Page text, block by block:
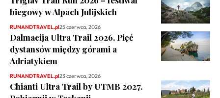
biegowy w Alpach Julijskich
RUNANDTRAVEL.pl25 czerwca, 2026
Dalmacija Ultra Trail 2026. Pięć
dystansów między górami a
Adriatykiem
RUNANDTRAVEL.pl23 czerwca, 2026
Chianti Ultra Trail by UTMB 2027.